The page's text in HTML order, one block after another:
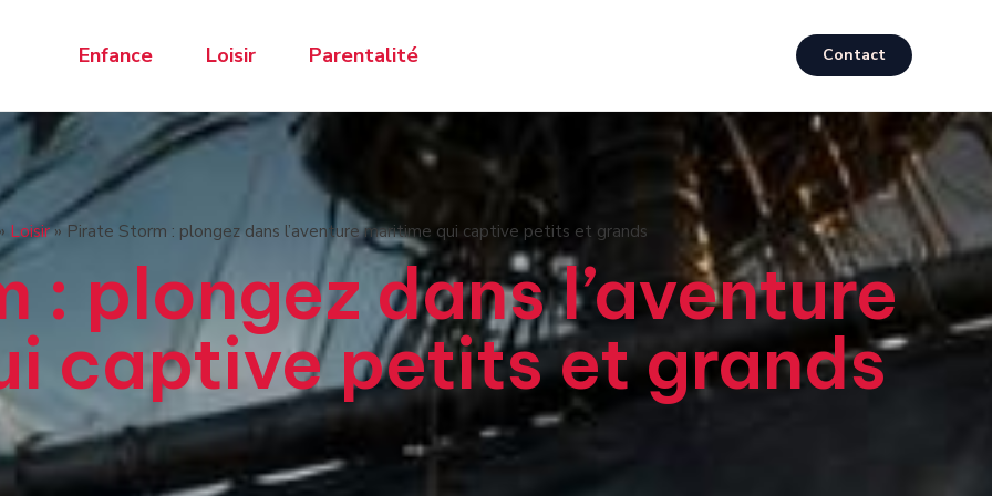
Enfance Loisir Parentalité Contact
Loisir» Pirate Storm : plongez dans l’aventure maritime qui captive petits et grands
: plongez dans l’aventure
captive petits et grands